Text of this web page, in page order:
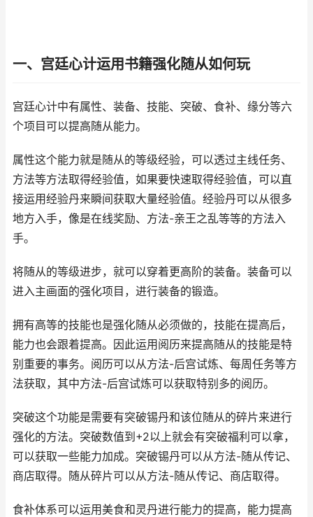
一、宫廷心计运用书籍强化随从如何玩
宫廷心计中有属性、装备、技能、突破、食补、缘分等六
个项目可以提高随从能力。
属性这个能力就是随从的等级经验，可以透过主线任务、
方法等方法取得经验值，如果要快速取得经验值，可以直
接运用经验丹来瞬间获取大量经验值。经验丹可以从很多
地方入手，像是在线奖励、方法-亲王之乱等等的方法入
手。
将随从的等级进步，就可以穿着更高阶的装备。装备可以
进入主画面的强化项目，进行装备的锻造。
拥有高等的技能也是强化随从必须做的，技能在提高后，
能力也会跟着提高。因此运用阅历来提高随从的技能是特
别重要的事务。阅历可以从方法-后宫试炼、每周任务等方
法获取，其中方法-后宫试炼可以获取特别多的阅历。
突破这个功能是需要有突破锡丹和该位随从的碎片来进行
强化的方法。突破数值到+2以上就会有突破福利可以拿，
可以获取一些能力加成。突破锡丹可以从方法-随从传记、
商店取得。随从碎片可以从方法-随从传记、商店取得。
食补体系可以运用美食和灵丹进行能力的提高，能力提高